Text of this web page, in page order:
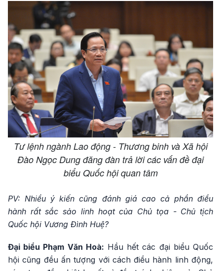
Tư lệnh ngành Lao động - Thương binh và Xã hội
Đào Ngọc Dung đăng đàn trả lời các vấn đề đại
biểu Quốc hội quan tâm
PV: Nhiều ý kiến cũng đánh giá cao cả phần điều
hành rất sắc sảo linh hoạt của Chủ tọa - Chủ tịch
Quốc hội Vương Đình Huệ?
Đại biểu Phạm Văn Hoà: Hầu hết các đại biểu Quốc
hội cũng đều ấn tượng với cách điều hành linh động,